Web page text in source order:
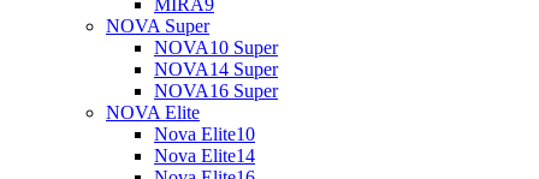
MIRA9
NOVA Super
NOVA10 Super
NOVA14 Super
NOVA16 Super
NOVA Elite
Nova Elite10
Nova Elite14